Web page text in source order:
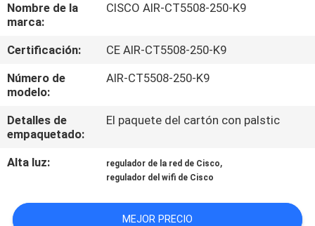
RECORRIDO
POR
LA
FÁBRICA
CONTROL
DE
Nombre de la
marca:
CISCO AIR-CT5508-250-K9
Certificación:
CE AIR-CT5508-250-K9
Número de
modelo:
AIR-CT5508-250-K9
Detalles de
empaquetado:
El paquete del cartón con palstic
Alta luz: regulador de la red de Cisco,
regulador del wifi de Cisco
MEJOR PRECIO